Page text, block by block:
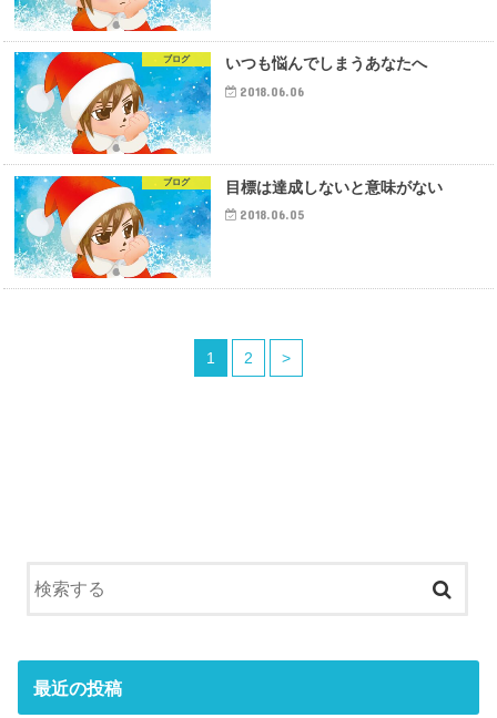
ブログ いつも悩んでしまうあなたへ
2018.06.06
ブログ 目標は達成しないと意味がない
2018.06.05
1 2 >
最近の投稿